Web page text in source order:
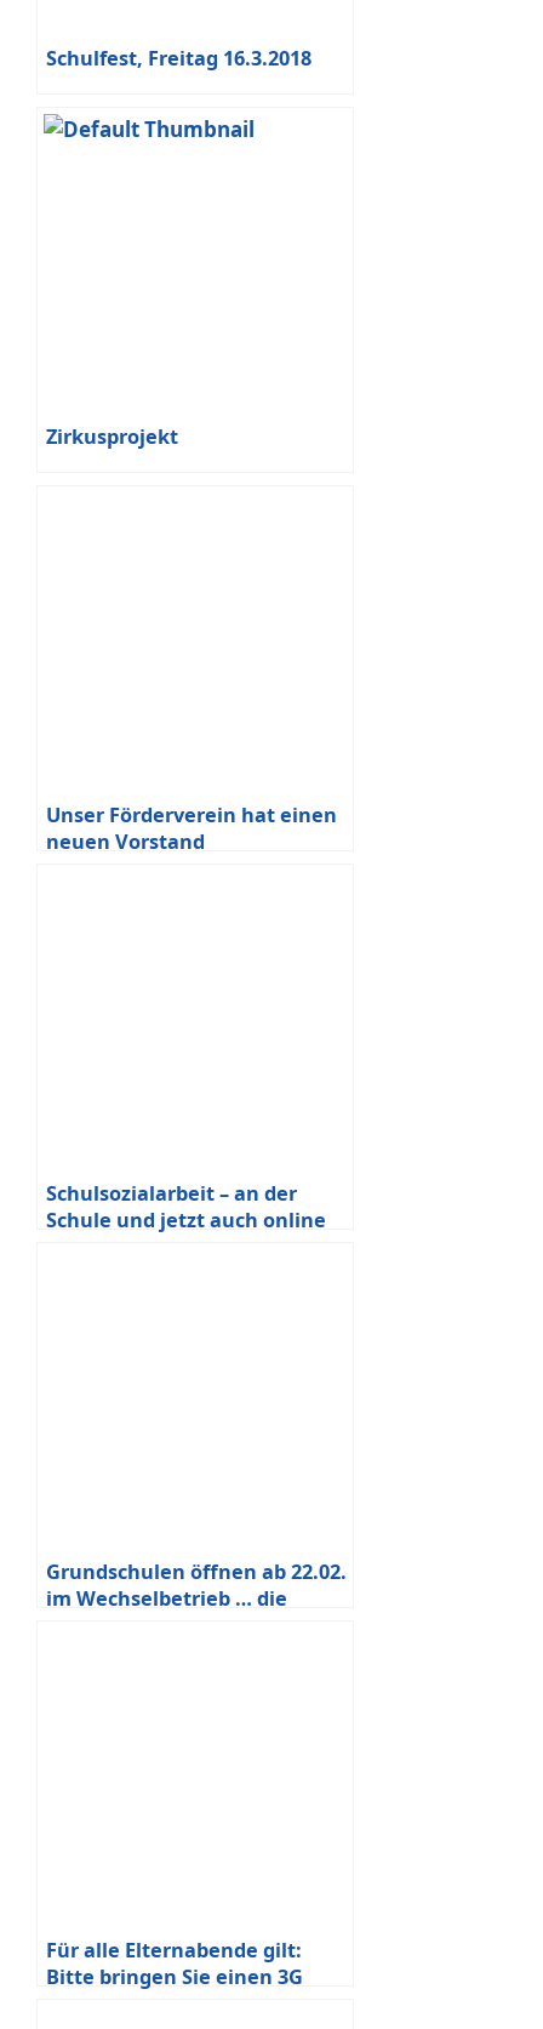
Schulfest, Freitag 16.3.2018
Zirkusprojekt
Unser Förderverein hat einen
neuen Vorstand
Schulsozialarbeit – an der
Schule und jetzt auch online
Grundschulen öffnen ab 22.02.
im Wechselbetrieb … die
Für alle Elternabende gilt:
Bitte bringen Sie einen 3G